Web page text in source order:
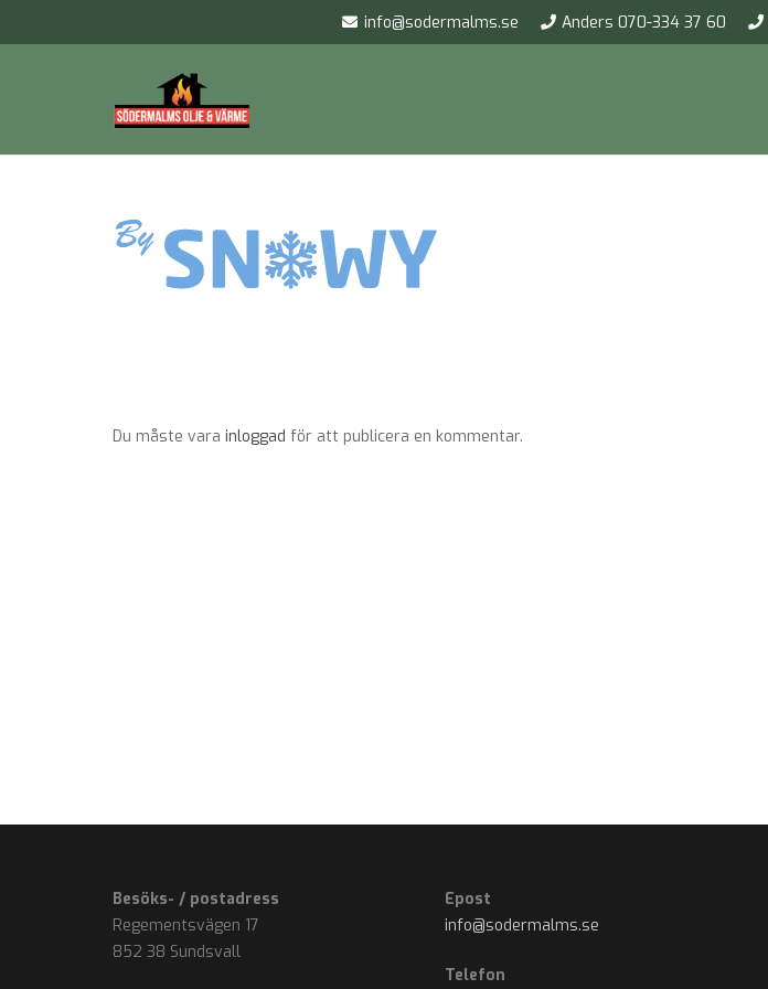
info@sodermalms.se Anders 070-334 37 60
Du måste vara inloggad för att publicera en kommentar.
Besöks- / postadress
Regementsvägen 17
852 38 Sundsvall
Epost
info@sodermalms.se
Telefon